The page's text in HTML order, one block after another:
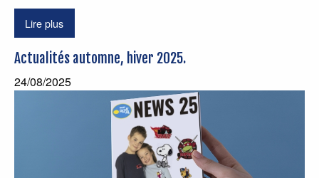
Lire plus
Actualités automne, hiver 2025.
24/08/2025